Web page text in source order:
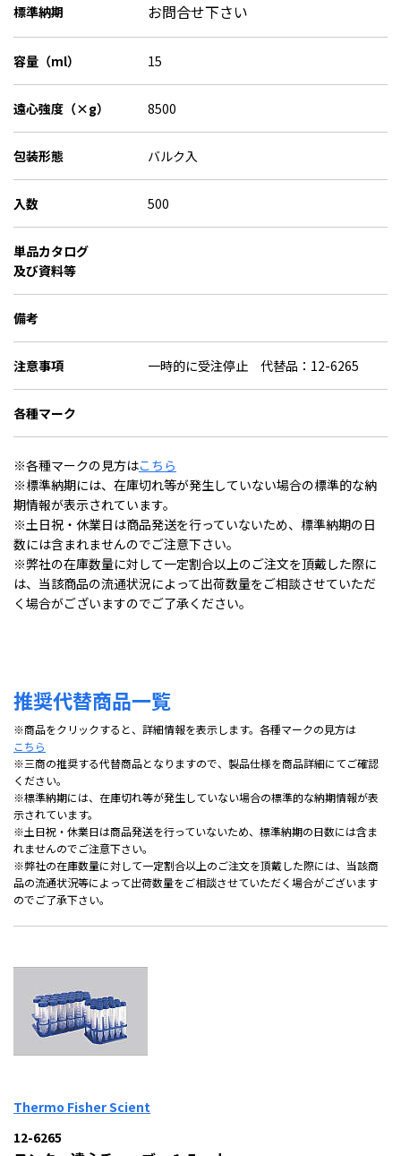
標準納期 お問合せ下さい
容量（ml） 15
遠心強度（×g） 8500
包装形態 バルク入
入数 500
単品カタログ
及び資料等
備考
注意事項 一時的に受注停止 代替品：12-6265
各種マーク
※各種マークの見方はこちら
※標準納期には、在庫切れ等が発生していない場合の標準的な納
期情報が表示されています。
※土日祝・休業日は商品発送を行っていないため、標準納期の日
数には含まれませんのでご注意下さい。
※弊社の在庫数量に対して一定割合以上のご注文を頂戴した際に
は、当該商品の流通状況によって出荷数量をご相談させていただ
く場合がございますのでご了承ください。
推奨代替商品一覧
※商品をクリックすると、詳細情報を表示します。各種マークの見方は
こちら
※三商の推奨する代替商品となりますので、製品仕様を商品詳細にてご確認
ください。
※標準納期には、在庫切れ等が発生していない場合の標準的な納期情報が表
示されています。
※土日祝・休業日は商品発送を行っていないため、標準納期の日数には含ま
れませんのでご注意下さい。
※弊社の在庫数量に対して一定割合以上のご注文を頂戴した際には、当該商
品の流通状況等によって出荷数量をご相談させていただく場合がございます
のでご了承下さい。
Thermo Fisher Scient
12-6265